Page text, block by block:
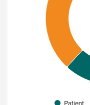
Patient